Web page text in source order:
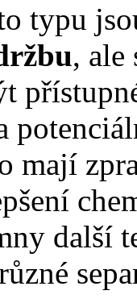
typu
, ale
mají
další